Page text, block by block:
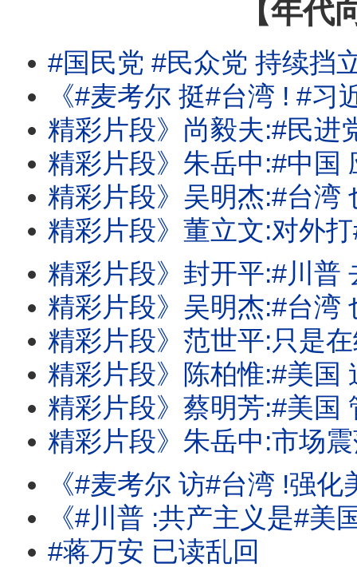
【年代
#国民党 #民众党 持续挡
《#麦考尔 挺#台湾 ! #习近平 国师:#台湾 没有下一次的选举!
精彩片段》尚毅夫:#民进党 对立
精彩片段》朱岳中:#中国 应该
精彩片段》吴明杰:#台湾 也有
精彩片段》董立文:对外打#中国 .
精彩片段》封开平:#川普 去
精彩片段》吴明杰:#台湾 也全面
精彩片段》范世平:只是在给#中国
精彩片段》陈柏惟:#美国 迫切关
精彩片段》蔡明芳:#美国 管制持续.#台
精彩片段》朱岳中:市场震荡还
《#麦考尔 访#台湾 !强化美台国安合作!#汉光演习 应对#中国 的
《#川普 :共产主义是#美国 最大威胁!#苏姿丰 :AMD的AI需求
#蒋万安 已读乱回